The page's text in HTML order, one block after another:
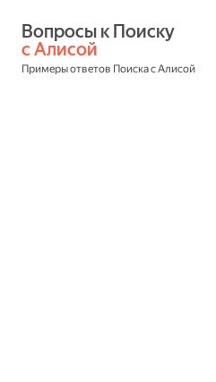
с Алисой
Примеры ответов Поиска с Алисой